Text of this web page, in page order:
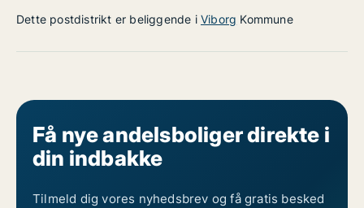
Dette postdistrikt er beliggende i Viborg Kommune
Få nye andelsboliger direkte i
din indbakke
Tilmeld dig vores nyhedsbrev og få gratis besked